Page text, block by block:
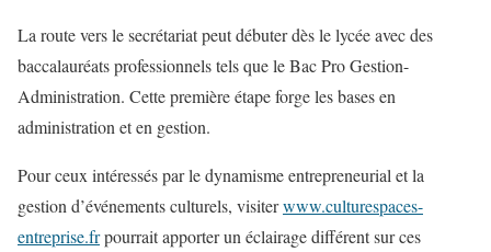
La route vers le secrétariat peut débuter dès le lycée avec des
baccalauréats professionnels tels que le Bac Pro Gestion-
Administration. Cette première étape forge les bases en
administration et en gestion.
Pour ceux intéressés par le dynamisme entrepreneurial et la
gestion d’événements culturels, visiterwww.culturespaces-
entreprise.frpourrait apporter un éclairage différent sur ces